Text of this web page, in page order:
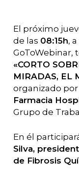
El próximo
de las 08:15h,
GoToWebinar,
«CORTO
MIRADAS, EL
organizado por
Farmacia
Grupo de
En él
Silva,
de Fibrosis